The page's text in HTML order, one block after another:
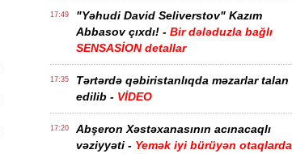
17:49
"Yəhudi David Seliverstov" Kazım
Abbasov çıxdı! - Bir dələduzla bağlı
SENSASİON detallar
17:35
Tərtərdə qəbiristanlıqda məzarlar talan
edilib - VİDEO
17:20
Abşeron Xəstəxanasının acınacaqlı
vəziyyəti - Yemək iyi bürüyən otaqlarda